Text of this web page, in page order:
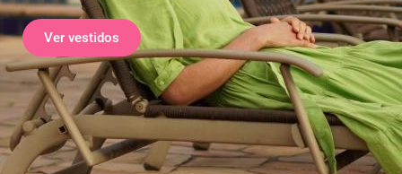
Ver vestidos